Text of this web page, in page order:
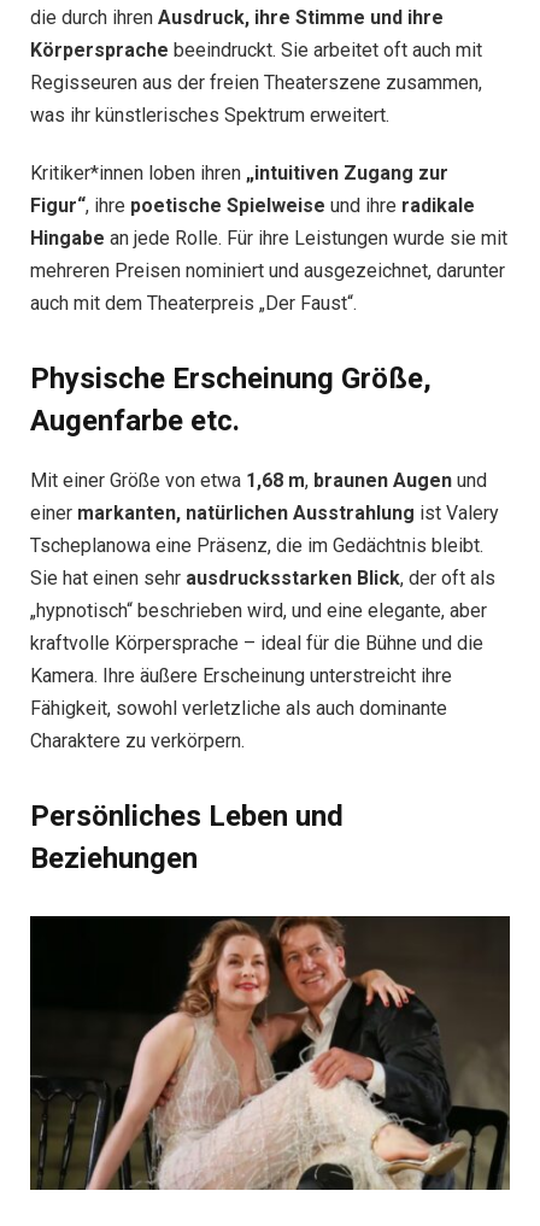
die durch ihren Ausdruck, ihre Stimme und ihre
Körpersprache beeindruckt. Sie arbeitet oft auch mit
Regisseuren aus der freien Theaterszene zusammen,
was ihr künstlerisches Spektrum erweitert.
Kritiker*innen loben ihren „intuitiven Zugang zur
Figur“, ihre poetische Spielweise und ihre radikale
Hingabe an jede Rolle. Für ihre Leistungen wurde sie mit
mehreren Preisen nominiert und ausgezeichnet, darunter
auch mit dem Theaterpreis „Der Faust“.
Physische Erscheinung Größe,
Augenfarbe etc.
Mit einer Größe von etwa 1,68 m, braunen Augen und
einer markanten, natürlichen Ausstrahlung ist Valery
Tscheplanowa eine Präsenz, die im Gedächtnis bleibt.
Sie hat einen sehr ausdrucksstarken Blick, der oft als
„hypnotisch“ beschrieben wird, und eine elegante, aber
kraftvolle Körpersprache – ideal für die Bühne und die
Kamera. Ihre äußere Erscheinung unterstreicht ihre
Fähigkeit, sowohl verletzliche als auch dominante
Charaktere zu verkörpern.
Persönliches Leben und
Beziehungen